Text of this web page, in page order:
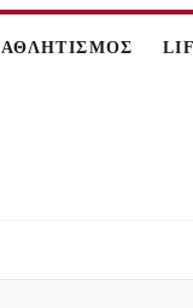
ΑΘΛΗΤΙΣΜΟΣ